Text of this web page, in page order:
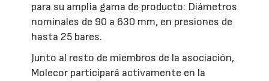
para su amplia gama de producto: Diámetros
nominales de 90 a 630 mm, en presiones de
hasta 25 bares.
Junto al resto de miembros de la asociación,
Molecor participará activamente en la